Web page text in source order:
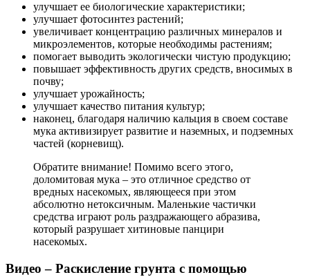
улучшает ее биологические характеристики;
улучшает фотосинтез растений;
увеличивает концентрацию различных минералов и
микроэлементов, которые необходимы растениям;
помогает выводить экологически чистую продукцию;
повышает эффективность других средств, вносимых в
почву;
улучшает урожайность;
улучшает качество питания культур;
наконец, благодаря наличию кальция в своем составе
мука активизирует развитие и наземных, и подземных
частей (корневищ).
Обратите внимание! Помимо всего этого,
доломитовая мука – это отличное средство от
вредных насекомых, являющееся при этом
абсолютно нетоксичным. Маленькие частички
средства играют роль раздражающего абразива,
который разрушает хитиновые панцири
насекомых.
Видео – Раскисление грунта с помощью